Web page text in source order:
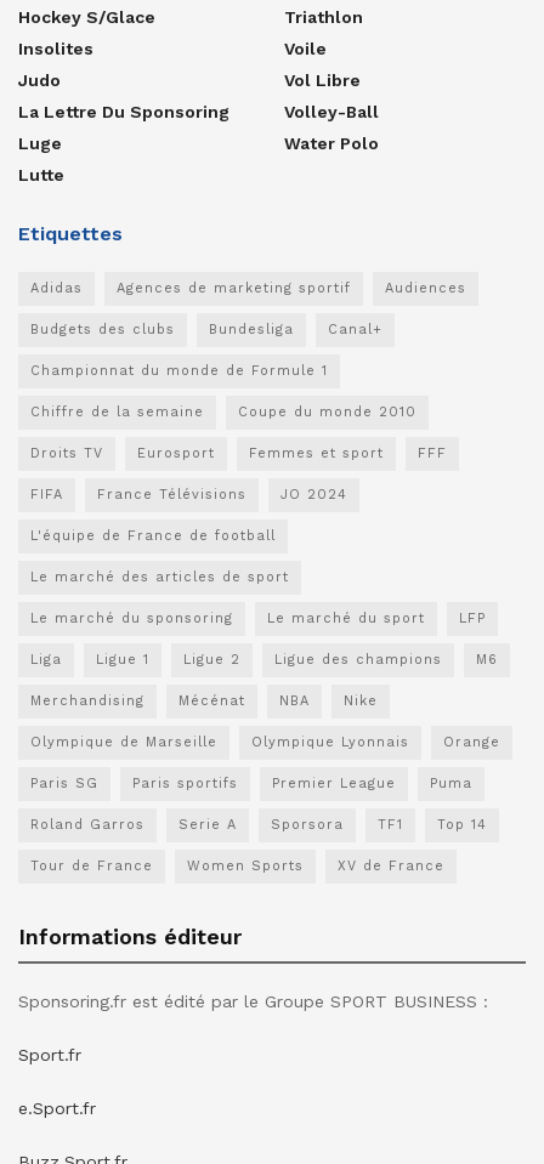
Hockey S/glace
Insolites
Judo
La Lettre Du Sponsoring
Luge
Lutte
Triathlon
Voile
Vol Libre
Volley-Ball
Water Polo
Etiquettes
Adidas Agences de marketing sportif Audiences
Budgets des clubs Bundesliga Canal+
Championnat du monde de Formule 1
Chiffre de la semaine Coupe du monde 2010
Droits TV Eurosport Femmes et sport FFF
FIFA France Télévisions JO 2024
L'équipe de France de football
Le marché des articles de sport
Le marché du sponsoring Le marché du sport LFP
Liga Ligue 1 Ligue 2 Ligue des champions M6
Merchandising Mécénat NBA Nike
Olympique de Marseille Olympique Lyonnais Orange
Paris SG Paris sportifs Premier League Puma
Roland Garros Serie A Sporsora TF1 Top 14
Tour de France Women Sports XV de France
Informations éditeur
Sponsoring.fr est édité par le Groupe SPORT BUSINESS :
Sport.fr
e.Sport.fr